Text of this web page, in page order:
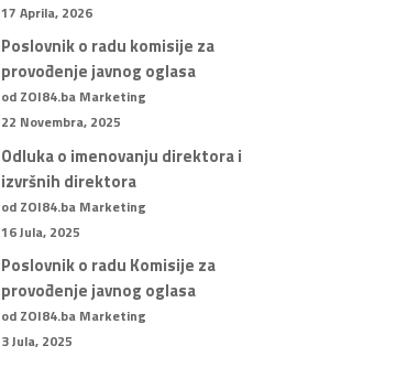
17 Aprila, 2026
Poslovnik o radu komisije za
provođenje javnog oglasa
od ZOI84.ba Marketing
22 Novembra, 2025
Odluka o imenovanju direktora i
izvršnih direktora
od ZOI84.ba Marketing
16 Jula, 2025
Poslovnik o radu Komisije za
provođenje javnog oglasa
od ZOI84.ba Marketing
3 Jula, 2025